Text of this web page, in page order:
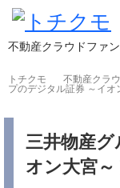
不動産クラウドファ
トチクモ 不動産クラ
プのデジタル証券 ～イオ
三井物産
オン大宮